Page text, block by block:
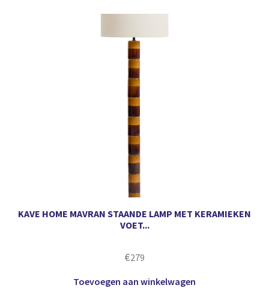
KAVE HOME MAVRAN STAANDE LAMP MET KERAMIEKEN
VOET...
€279
Toevoegen aan winkelwagen